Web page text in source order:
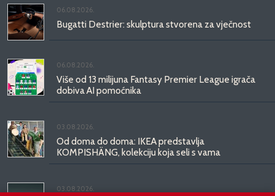
06.08.2026.
Bugatti Destrier: skulptura stvorena za vječnost
06.08.2026.
Više od 13 milijuna Fantasy Premier League igrača
dobiva AI pomoćnika
03.08.2026.
Od doma do doma: IKEA predstavlja
KOMPISHÄNG, kolekciju koja seli s vama
03.08.2026.